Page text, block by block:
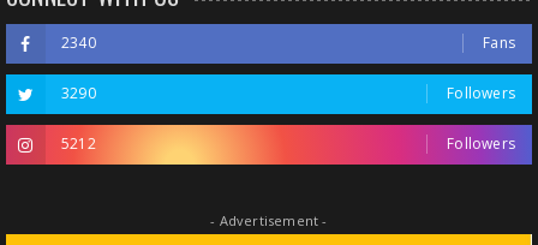
2340 Fans
3290 Followers
5212 Followers
- Advertisement -